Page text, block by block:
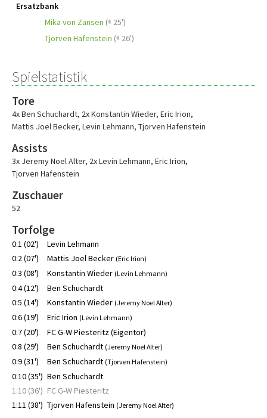
Ersatzbank
Mika von Zansen ( 25')
Tjorven Hafenstein ( 26')
Spielstatistik
Tore
4x Ben Schuchardt, 2x Konstantin Wieder, Eric Irion,
Mattis Joel Becker, Levin Lehmann, Tjorven Hafenstein
Assists
3x Jeremy Noel Alter, 2x Levin Lehmann, Eric Irion,
Tjorven Hafenstein
Zuschauer
52
Torfolge
0:1 (02')
Levin Lehmann
0:2 (07')
Mattis Joel Becker (Eric Irion)
0:3 (08') Konstantin Wieder (Levin Lehmann)
0:4 (12')
Ben Schuchardt
0:5 (14')
Konstantin Wieder (Jeremy Noel Alter)
0:6 (19') Eric Irion (Levin Lehmann)
0:7 (20')
FC G-W Piesteritz (Eigentor)
0:8 (29')
Ben Schuchardt (Jeremy Noel Alter)
0:9 (31') Ben Schuchardt (Tjorven Hafenstein)
0:10 (35') Ben Schuchardt
1:10 (36') FC G-W Piesteritz
1:11 (38') Tjorven Hafenstein (Jeremy Noel Alter)